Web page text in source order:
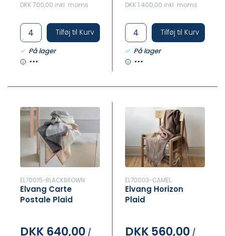
DKK 700,00 inkl. moms
Tilføj til Kurv
På lager
•••
DKK 1.400,00 inkl. moms
Tilføj til Kurv
På lager
•••
EL70015-BLACKBROWN
Elvang Carte
Postale Plaid
DKK 640,00 /
EL70003-CAMEL
Elvang Horizon
Plaid
DKK 560,00 /